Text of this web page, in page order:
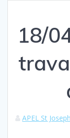
18/
APEL St